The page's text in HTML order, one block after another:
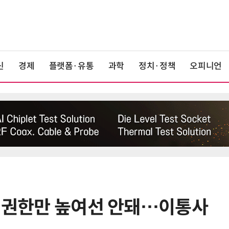
경제 플랫폼·유통 과학 정치·정책 오피니언
한만 높여선 안돼…이통사
6
라이엇게임즈, 더현대 서울서 역대